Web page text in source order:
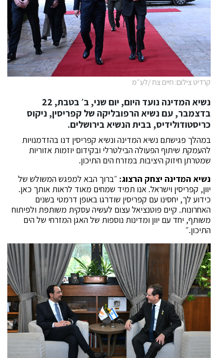
קרדיט צילום: חיים צח /לע״מ
נשיא המדינה נועד היום, יום שני, ב׳ בטבת, 22
בדצמבר, עם נשיא הרפובליקה של קפריסין, ניקוס
כריסטודולידיס, בבית הנשיא בירושלים.
במהלך פגישתם נשיא המדינה ונשיא קפריסין דנו בהזדמנויות
להעמקת שיתוף הפעולה הבילטרלי ובקידום יוזמות אזוריות
שמטרתן חיזוק היציבות במזרח הים התיכון.
נשיא המדינה יצחק הרצוג: ״ברוך הבא למפגש המשולש של
יוון, קפריסין וישראל. אנו תמיד שמחים מאוד לראות אותך כאן.
כידוע לך, יחסינו עם קפריסין שודרגו באופן דרמטי בשנים
האחרונות. קיים פוטנציאל עצום לעשיה עסקית משותפת ולפיתוח
משותף, יחד עם יוון ומדינות נוספות של האגן המזרחי של הים
התיכון.״